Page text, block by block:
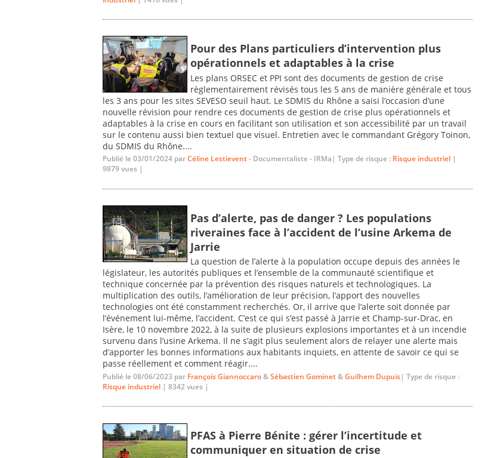
Pour des Plans particuliers d’intervention plus
opérationnels et adaptables à la crise
Les plans ORSEC et PPI sont des documents de gestion de crise
règlementairement révisés tous les 5 ans de manière générale et tous
les 3 ans pour les sites SEVESO seuil haut. Le SDMIS du Rhône a saisi l’occasion d’une
nouvelle révision pour rendre ces documents de gestion de crise plus opérationnels et
adaptables à la crise en cours en facilitant son utilisation et son accessibilité par un travail
sur le contenu aussi bien textuel que visuel. Entretien avec le commandant Grégory Toinon,
du SDMIS du Rhône....
Publié le 03/01/2024 parCéline Lestievent- Documentaliste - IRMa| Type de risque : Risque industriel |
9879 vues |
Pas d’alerte, pas de danger ? Les populations
riveraines face à l’accident de l’usine Arkema de
Jarrie
La question de l’alerte à la population occupe depuis des années le
législateur, les autorités publiques et l’ensemble de la communauté scientifique et
technique concernée par la prévention des risques naturels et technologiques. La
multiplication des outils, l’amélioration de leur précision, l’apport des nouvelles
technologies ont été constamment recherchés. Or, il arrive que l’alerte soit donnée par
l’événement lui-même, l’accident. C’est ce qui s’est passé à Jarrie et Champ-sur-Drac, en
Isère, le 10 novembre 2022, à la suite de plusieurs explosions importantes et à un incendie
survenu dans l’usine Arkema. Il ne s’agit plus seulement alors de relayer une alerte mais
d’apporter les bonnes informations aux habitants inquiets, en attente de savoir ce qui se
passe réellement et comment réagir....
Publié le 08/06/2023 par François Giannoccaro&Sébastien Gominet&Guilhem Dupuis| Type de risque :
Risque industriel | 8342 vues |
PFAS à Pierre Bénite : gérer l’incertitude et
communiquer en situation de crise